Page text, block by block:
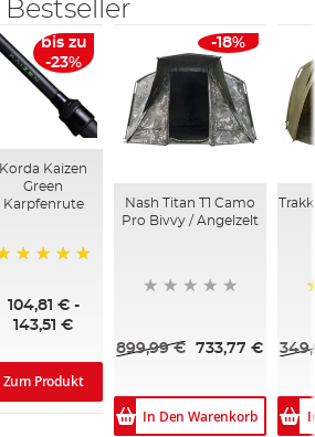
Bestseller
bis zu
-23%
Korda Kaizen
Green
Karpfenrute
104,81 €-
143,51 €
Zum Produkt
-18%
Nash Titan T1 Camo
Pro Bivvy / Angelzelt
899,99 € 733,77 €
In Den Warenkorb